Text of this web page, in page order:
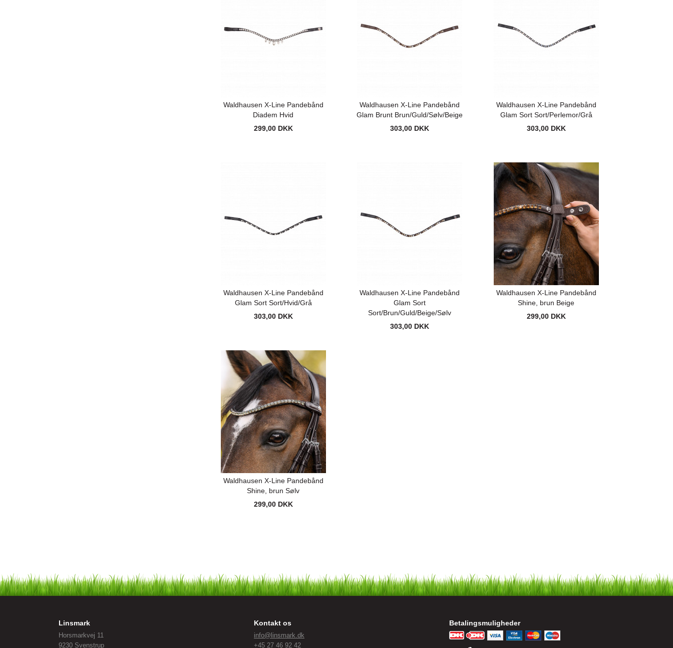
Waldhausen X-Line Pandebånd
Diadem Hvid
299,00 DKK
Waldhausen X-Line Pandebånd
Glam Brunt Brun/Guld/Sølv/Beige
303,00 DKK
Waldhausen X-Line Pandebånd
Glam Sort Sort/Perlemor/Grå
303,00 DKK
Waldhausen X-Line Pandebånd
Glam Sort Sort/Hvid/Grå
303,00 DKK
Waldhausen X-Line Pandebånd
Glam Sort
Sort/Brun/Guld/Beige/Sølv
303,00 DKK
Waldhausen X-Line Pandebånd
Shine, brun Beige
299,00 DKK
Waldhausen X-Line Pandebånd
Shine, brun Sølv
299,00 DKK
Linsmark
Horsmarkvej 11
9230 Svenstrup
Kontakt os
info@linsmark.dk
+45 27 46 92 42
Betalingsmuligheder